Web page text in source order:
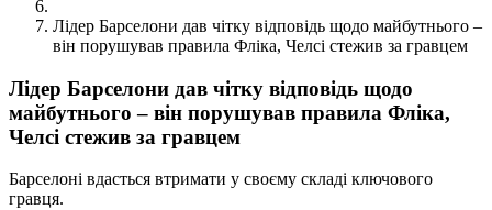
Лідер Барселони дав чітку відповідь щодо майбутнього –
він порушував правила Фліка, Челсі стежив за гравцем
Лідер Барселони дав чітку відповідь щодо
майбутнього – він порушував правила Фліка,
Челсі стежив за гравцем
Барселоні вдасться втримати у своєму складі ключового
гравця.